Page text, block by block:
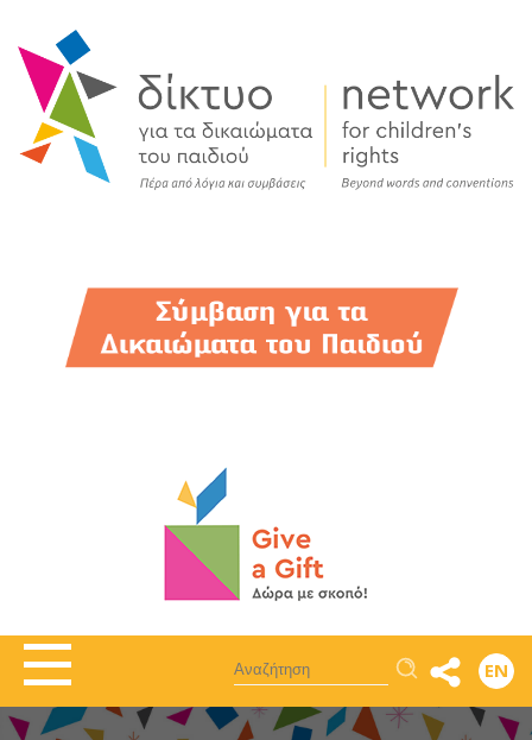
Αναζήτηση EN